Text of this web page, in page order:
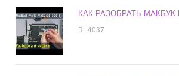
КАК РАЗОБРАТЬ МАКБУК
4037